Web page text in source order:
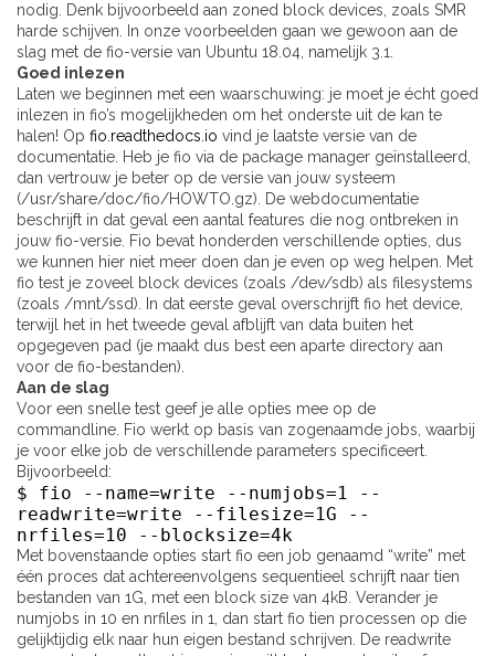
nodig. Denk bijvoorbeeld aan zoned block devices, zoals SMR
harde schijven. In onze voorbeelden gaan we gewoon aan de
slag met de fio-versie van Ubuntu 18.04, namelijk 3.1.
Goed inlezen
Laten we beginnen met een waarschuwing: je moet je écht goed
inlezen in fio’s mogelijkheden om het onderste uit de kan te
halen! Op fio.readthedocs.io vind je laatste versie van de
documentatie. Heb je fio via de package manager geïnstalleerd,
dan vertrouw je beter op de versie van jouw systeem
(/usr/share/doc/fio/HOWTO.gz). De webdocumentatie
beschrijft in dat geval een aantal features die nog ontbreken in
jouw fio-versie. Fio bevat honderden verschillende opties, dus
we kunnen hier niet meer doen dan je even op weg helpen. Met
fio test je zoveel block devices (zoals /dev/sdb) als filesystems
(zoals /mnt/ssd). In dat eerste geval overschrijft fio het device,
terwijl het in het tweede geval afblijft van data buiten het
opgegeven pad (je maakt dus best een aparte directory aan
voor de fio-bestanden).
Aan de slag
Voor een snelle test geef je alle opties mee op de
commandline. Fio werkt op basis van zogenaamde jobs, waarbij
je voor elke job de verschillende parameters specificeert.
Bijvoorbeeld:
$ fio --name=write --numjobs=1 --
readwrite=write --filesize=1G --
nrfiles=10 --blocksize=4k
Met bovenstaande opties start fio een job genaamd “write” met
één proces dat achtereenvolgens sequentieel schrijft naar tien
bestanden van 1G, met een block size van 4kB. Verander je
numjobs in 10 en nrfiles in 1, dan start fio tien processen op die
gelijktijdig elk naar hun eigen bestand schrijven. De readwrite